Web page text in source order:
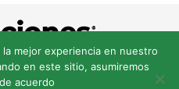
mejor experiencia en nuestro
en este sitio, asumiremos
acuerdo